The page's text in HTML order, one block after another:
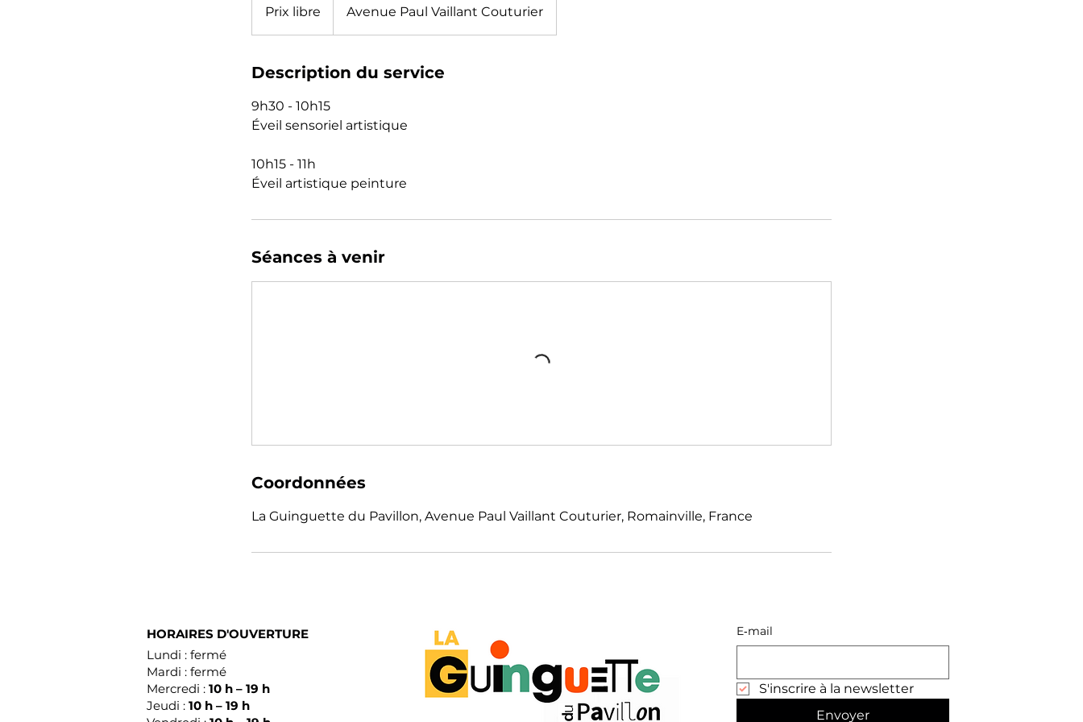
Prix libre Avenue Paul Vaillant Couturier
Description du service
9h30 - 10h15
Éveil sensoriel artistique
10h15 - 11h
Éveil artistique peinture
Séances à venir
Coordonnées
La Guinguette du Pavillon, Avenue Paul Vaillant Couturier, Romainville, France
HORAIRES D'OUVERTURE
Lundi : fermé
Mardi : fermé
Mercredi : 10 h – 19 h
Jeudi : 10 h – 19 h
E‑mail
S'inscrire à la newsletter
Envoyer